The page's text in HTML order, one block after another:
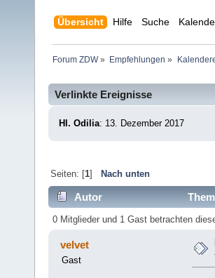
Übersicht Hilfe Suche
Forum ZDW» Empfehlungen »
Verlinkte Ereignisse
Hl. Odilia: 13. Dezember 2017
Seiten: [1] Nach unten
Autor
0 Mitglieder und 1 Gast betrachten
velvet
Gast